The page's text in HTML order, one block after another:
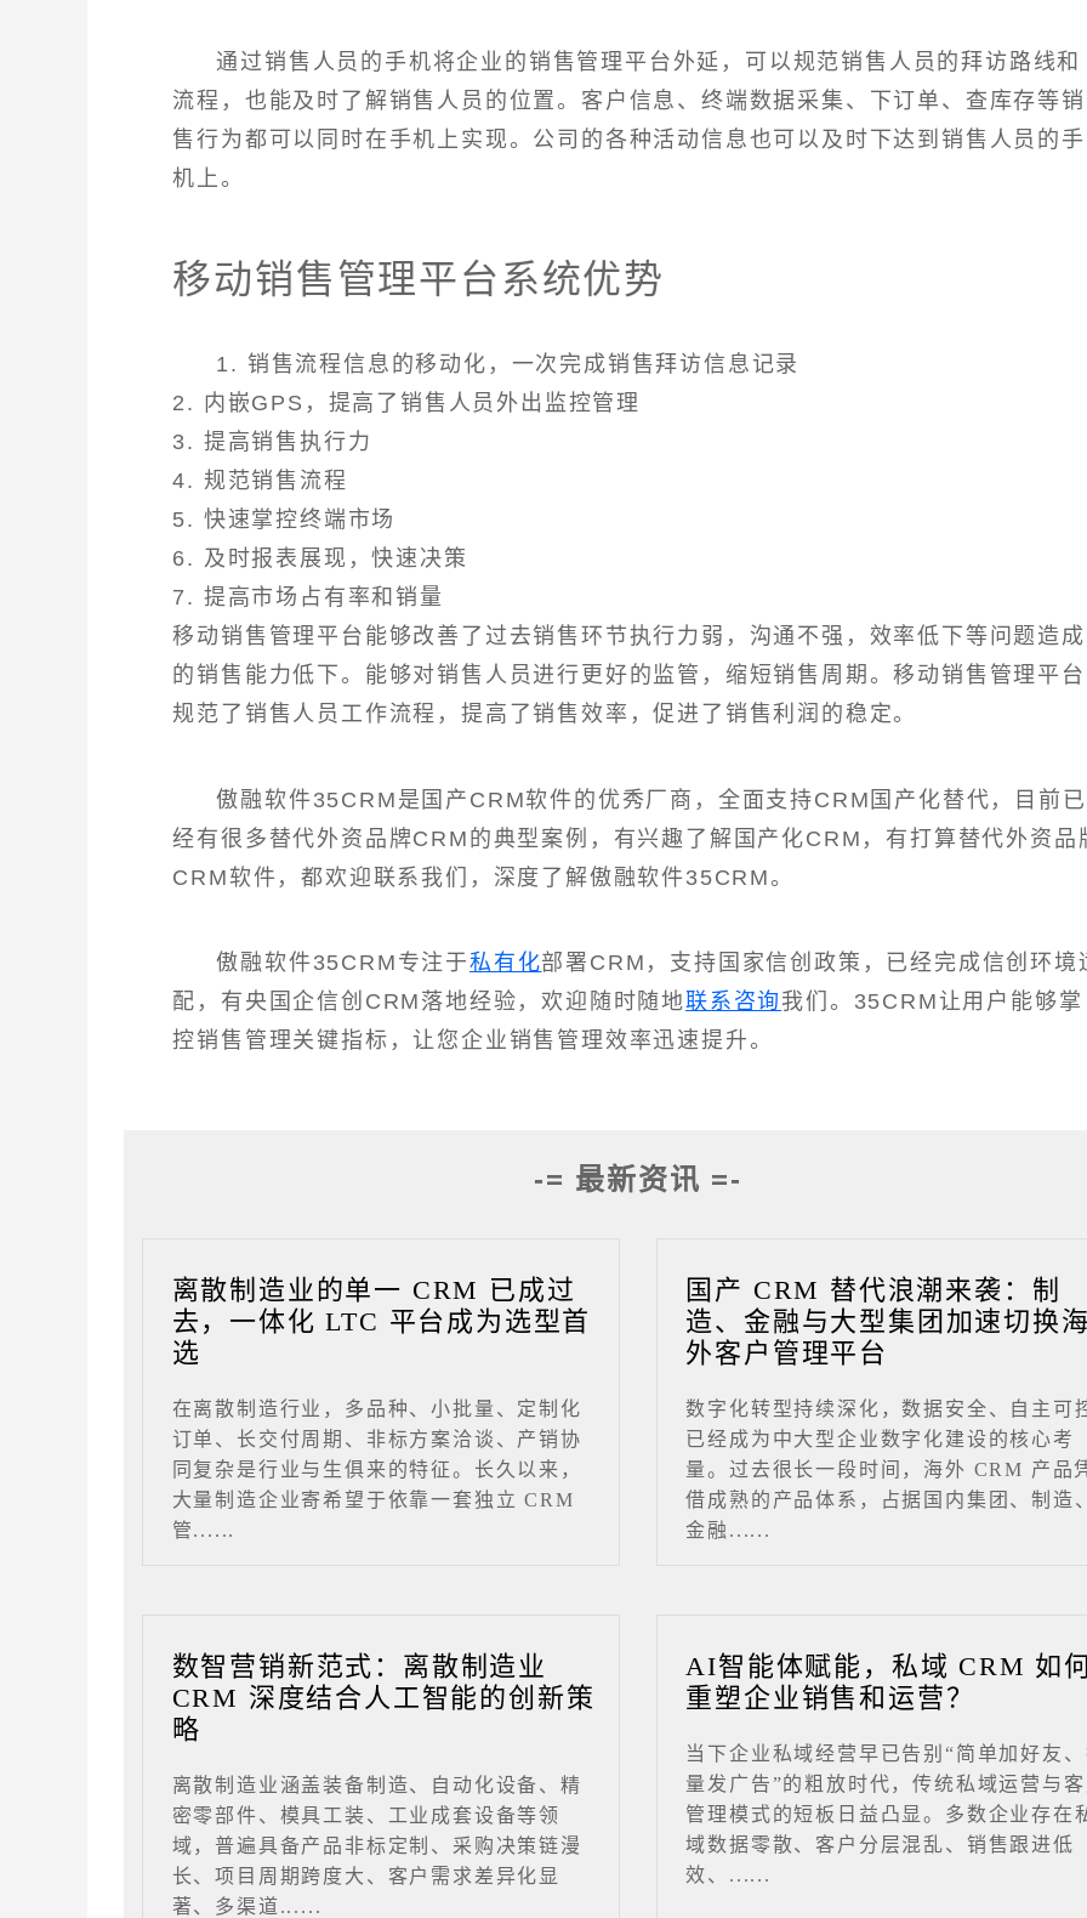
通过销售人员的手机将企业的销售管理平台外延，可以规范销售人员的拜访路线和
流程，也能及时了解销售人员的位置。客户信息、终端数据采集、下订单、查库存等销
售行为都可以同时在手机上实现。公司的各种活动信息也可以及时下达到销售人员的手
机上。
移动销售管理平台系统优势
1. 销售流程信息的移动化，一次完成销售拜访信息记录
2. 内嵌GPS，提高了销售人员外出监控管理
3. 提高销售执行力
4. 规范销售流程
5. 快速掌控终端市场
6. 及时报表展现，快速决策
7. 提高市场占有率和销量
移动销售管理平台能够改善了过去销售环节执行力弱，沟通不强，效率低下等问题造成
的销售能力低下。能够对销售人员进行更好的监管，缩短销售周期。移动销售管理平台
规范了销售人员工作流程，提高了销售效率，促进了销售利润的稳定。
傲融软件35CRM是国产CRM软件的优秀厂商，全面支持CRM国产化替代，目前已
经有很多替代外资品牌CRM的典型案例，有兴趣了解国产化CRM，有打算替代外资品
CRM软件，都欢迎联系我们，深度了解傲融软件35CRM。
傲融软件35CRM专注于私有化部署CRM，支持国家信创政策，已经完成信创环境
配，有央国企信创CRM落地经验，欢迎随时随地联系咨询 我们。35CRM让用户能够掌
控销售管理关键指标，让您企业销售管理效率迅速提升。
-= 最新资讯 =-
离散制造业的单一 CRM 已成过
去，一体化 LTC 平台成为选型首
选
在离散制造行业，多品种、小批量、定制化
订单、长交付周期、非标方案洽谈、产销协
同复杂是行业与生俱来的特征。长久以来，
大量制造企业寄希望于依靠一套独立 CRM
管......
国产 CRM 替代浪潮来袭：制
造、金融与大型集团加速切换
外客户管理平台
数字化转型持续深化，数据安全、自主可
已经成为中大型企业数字化建设的核心考
量。过去很长一段时间，海外 CRM 产品
借成熟的产品体系，占据国内集团、制造
金融......
数智营销新范式：离散制造业
CRM 深度结合人工智能的创新策
略
离散制造业涵盖装备制造、自动化设备、精
密零部件、模具工装、工业成套设备等领
域，普遍具备产品非标定制、采购决策链漫
长、项目周期跨度大、客户需求差异化显
著、多渠道......
AI智能体赋能，私域 CRM 如
重塑企业销售和运营？
当下企业私域经营早已告别“简单加好友
量发广告”的粗放时代，传统私域运营与
管理模式的短板日益凸显。多数企业存在
域数据零散、客户分层混乱、销售跟进低
效、......